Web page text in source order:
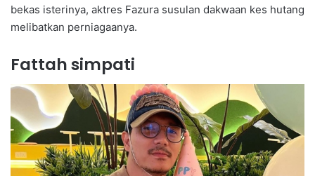
bekas isterinya, aktres Fazura susulan dakwaan kes hutang
melibatkan perniagaanya.
Fattah simpati